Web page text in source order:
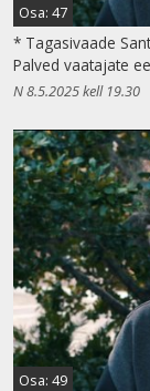
Osa: 47
* Tagasivaade
Palved vaatajate
N 8.5.2025 kell 19.30
Osa: 49